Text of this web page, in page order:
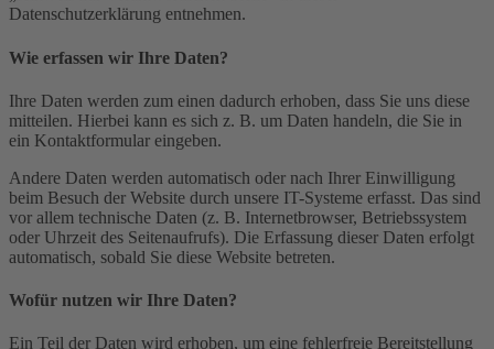
Datenschutzerklärung entnehmen.
Wie erfassen wir Ihre Daten?
Ihre Daten werden zum einen dadurch erhoben, dass Sie uns diese
mitteilen. Hierbei kann es sich z. B. um Daten handeln, die Sie in
ein Kontaktformular eingeben.
Andere Daten werden automatisch oder nach Ihrer Einwilligung
beim Besuch der Website durch unsere IT-Systeme erfasst. Das sind
vor allem technische Daten (z. B. Internetbrowser, Betriebssystem
oder Uhrzeit des Seitenaufrufs). Die Erfassung dieser Daten erfolgt
automatisch, sobald Sie diese Website betreten.
Wofür nutzen wir Ihre Daten?
Ein Teil der Daten wird erhoben, um eine fehlerfreie Bereitstellung